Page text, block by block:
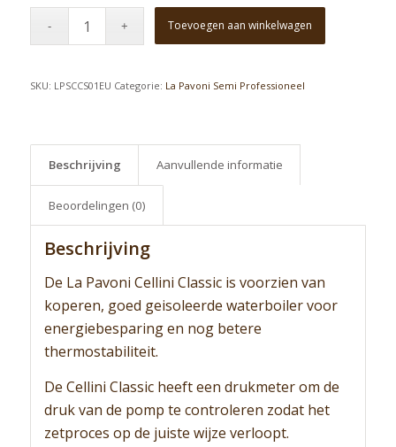
Toevoegen aan winkelwagen
SKU: LPSCCS01EU Categorie: La Pavoni Semi Professioneel
Beschrijving Aanvullende informatie
Beoordelingen (0)
Beschrijving
De La Pavoni Cellini Classic is voorzien van
koperen, goed geisoleerde waterboiler voor
energiebesparing en nog betere
thermostabiliteit.
De Cellini Classic heeft een drukmeter om de
druk van de pomp te controleren zodat het
zetproces op de juiste wijze verloopt.